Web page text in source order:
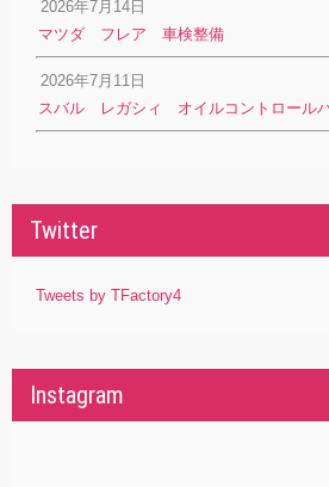
2026年7月14日
マツダ フレア 車検整備
2026年7月11日
スバル レガシィ オイルコントロール
Twitter
Tweets by TFactory4
Instagram